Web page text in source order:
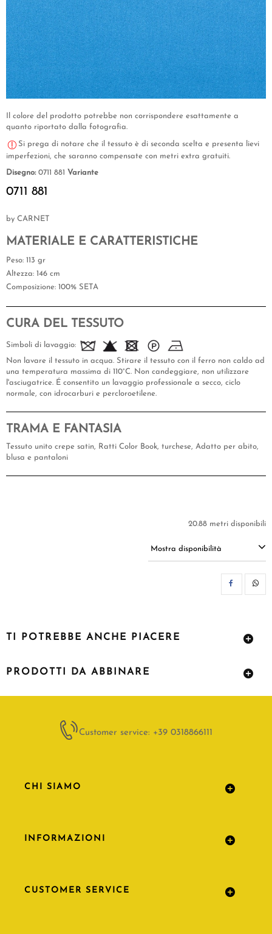
Il colore del prodotto potrebbe non corrispondere esattamente a
quanto riportato dalla fotografia.
Si prega di notare che il tessuto è di seconda scelta e presenta lievi
imperfezioni, che saranno compensate con metri extra gratuiti.
Disegno: 0711 881 Variante
0711 881
by CARNET
MATERIALE E CARATTERISTICHE
Peso: 113 gr
Altezza: 146 cm
Composizione: 100% SETA
CURA DEL TESSUTO
Simboli di lavaggio:
Non lavare il tessuto in acqua. Stirare il tessuto con il ferro non caldo ad
una temperatura massima di 110°C. Non candeggiare, non utilizzare
l'asciugatrice. É consentito un lavaggio professionale a secco, ciclo
normale, con idrocarburi e percloroetilene.
TRAMA E FANTASIA
Tessuto unito crepe satin, Ratti Color Book, turchese, Adatto per abito,
blusa e pantaloni
20.88 metri disponibili
Mostra disponibilità
TI POTREBBE ANCHE PIACERE
PRODOTTI DA ABBINARE
Customer service: +39 0318866111
CHI SIAMO
INFORMAZIONI
CUSTOMER SERVICE